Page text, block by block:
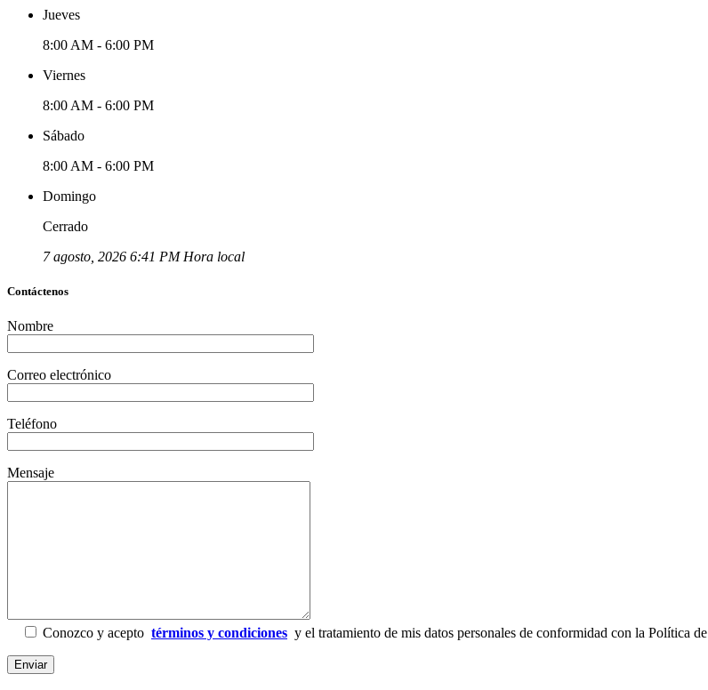
Jueves
8:00 AM - 6:00 PM
Viernes
8:00 AM - 6:00 PM
Sábado
8:00 AM - 6:00 PM
Domingo
Cerrado
7 agosto, 2026 6:41 PM Hora local
Contáctenos
Nombre
Correo electrónico
Teléfono
Mensaje
Conozco y acepto términos y condiciones y el tratamiento de mis datos personales de conformidad con la Política de